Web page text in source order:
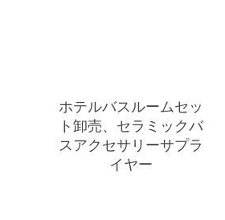
ホテルバスルームセッ
ト卸売、セラミックバ
スアクセサリーサプラ
イヤー